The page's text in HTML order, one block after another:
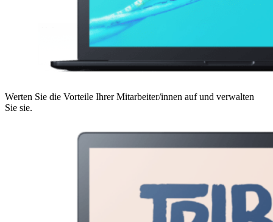
Werten Sie die Vorteile Ihrer Mitarbeiter/innen auf und verwalten
Sie sie.